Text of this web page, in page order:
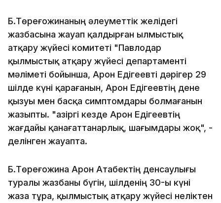
Б.Төреғожинаның әлеуметтік желідегі
жазбасына жауап қалдырған Қылмыстық
атқару жүйесі комитеті "Павлодар
қылмыстық атқару жүйесі департаменті
мәліметі бойынша, Арон Едігеевті дәрігер 29
шілде күні қарағанын, Арон Едігеевтің дене
қызуы мен басқа симптомдары болмағанын
жазыпты. "Қазіргі кезде Арон Едігеевтің
жағдайы қанағаттанарлық, шағымдары жоқ", -
делінген жауапта.
Б.Төреғожина Арон Атабектің денсаулығы
туралы жазбаны бүгін, шілденің 30-ы күні
жаза тұра, қылмыстық атқару жүйесі неліктен